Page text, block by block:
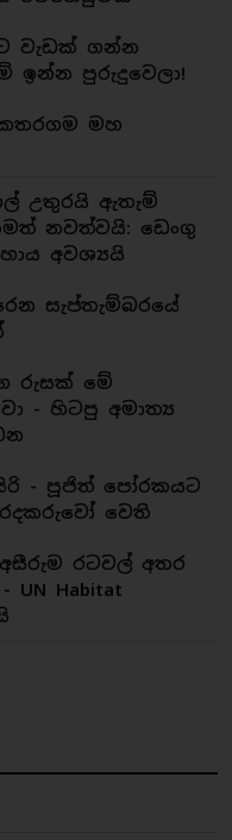
වැඩක් ගන්න
ඉන්න පුරුදුවෙලා!
මහ
උතුරයි ඇතැම්
නවත්වයි: ඩෙංගු
අවශ්‍යයි
සැප්තැම්බරයේ
රුසක් මේ
- හිටපු අමාත්‍ය
- පූජිත් පෝරකයට
වෙති
රටවල් අතර
Habitat